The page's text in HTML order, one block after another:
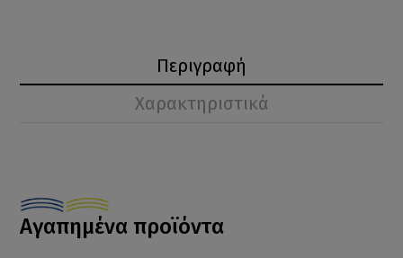
Περιγραφή
Χαρακτηριστικά
Αγαπημένα προϊόντα